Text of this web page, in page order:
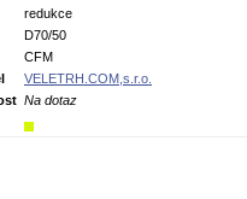
redukce
D70/50
CFM
VELETRH.COM,s.r.o.
Na dotaz